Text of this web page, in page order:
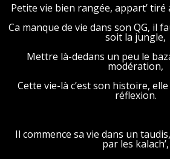
Petite vie bien rangée, appart’
Ca manque de vie dans son QG, il
soit la jungle,
Mettre là-dedans un peu le
modération,
Cette vie-là c’est son histoire,
réflexion.
Il commence sa vie dans un
par les kalach’,